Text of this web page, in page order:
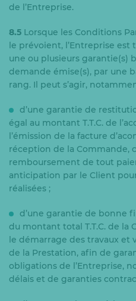
de l’Entreprise.
8.5 Lorsque les Conditions
le prévoient, l’Entreprise
une ou plusieurs garantie(s)
demande émise(s), par une
rang. Il peut s’agir,
d’une garantie de
égal au montant T.T.C. de
l’émission de la facture
réception de la Commande,
remboursement de tout
anticipation par le Client
réalisées ;
d’une garantie de bonne
du montant total T.T.C. de la
le démarrage des travaux et
de la Prestation, afin de
obligations de l’Entreprise,
délais et de garanties